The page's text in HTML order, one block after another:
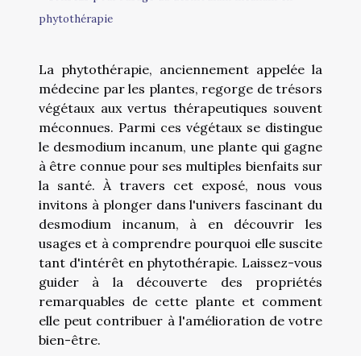
phytothérapie
La phytothérapie, anciennement appelée la
médecine par les plantes, regorge de trésors
végétaux aux vertus thérapeutiques souvent
méconnues. Parmi ces végétaux se distingue
le desmodium incanum, une plante qui gagne
à être connue pour ses multiples bienfaits sur
la santé. À travers cet exposé, nous vous
invitons à plonger dans l'univers fascinant du
desmodium incanum, à en découvrir les
usages et à comprendre pourquoi elle suscite
tant d'intérêt en phytothérapie. Laissez-vous
guider à la découverte des propriétés
remarquables de cette plante et comment
elle peut contribuer à l'amélioration de votre
bien-être.